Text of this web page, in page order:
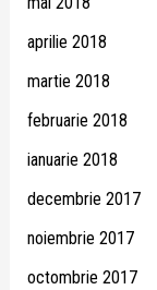
aprilie 2018
martie 2018
februarie 2018
ianuarie 2018
decembrie 2017
noiembrie 2017
octombrie 2017